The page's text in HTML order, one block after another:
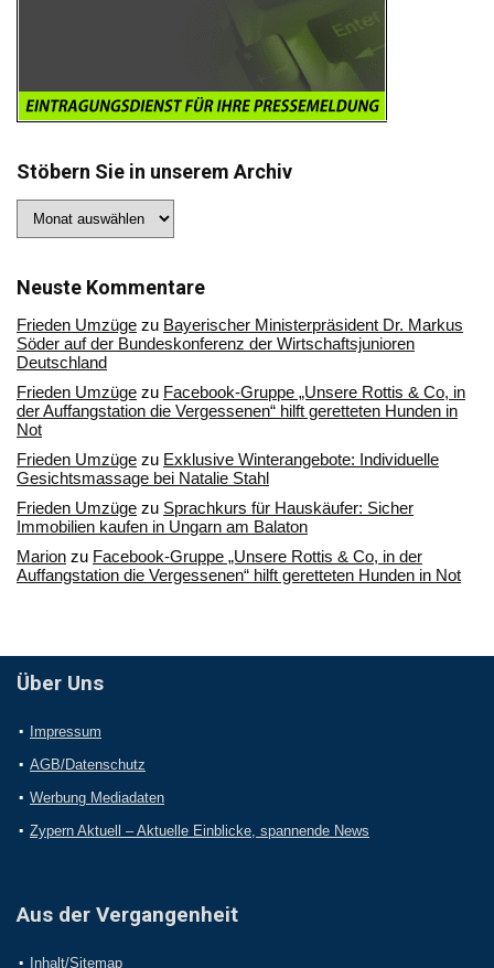
Stöbern Sie in unserem Archiv
Sie
Archiv
Neuste Kommentare
Frieden Umzüge zu Bayerischer Ministerpräsident Dr. Markus
Söder auf der Bundeskonferenz der Wirtschaftsjunioren
Deutschland
Frieden Umzüge zu Facebook-Gruppe „Unsere Rottis & Co, in
der Auffangstation die Vergessenen“ hilft geretteten Hunden in
Not
Frieden Umzüge zu Exklusive Winterangebote: Individuelle
Gesichtsmassage bei Natalie Stahl
Frieden Umzüge zu Sprachkurs für Hauskäufer: Sicher
Immobilien kaufen in Ungarn am Balaton
Marion zu Facebook-Gruppe „Unsere Rottis & Co, in der
Auffangstation die Vergessenen“ hilft geretteten Hunden in Not
Über Uns
Impressum
AGB/Datenschutz
Werbung Mediadaten
Zypern Aktuell – Aktuelle Einblicke, spannende News
Aus der Vergangenheit
Inhalt/Sitemap